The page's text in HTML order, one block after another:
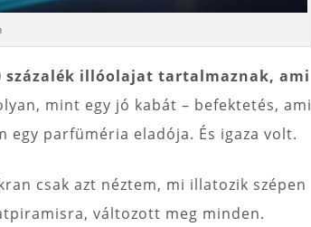
százalék illóolajat tartalmaznak, ami
mint egy jó kabát – befektetés, ami
egy parfüméria eladója. És igaza volt.
csak azt néztem, mi illatozik szépen
változott meg minden.